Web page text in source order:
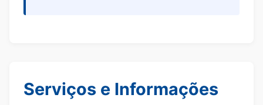
Serviços e Informações